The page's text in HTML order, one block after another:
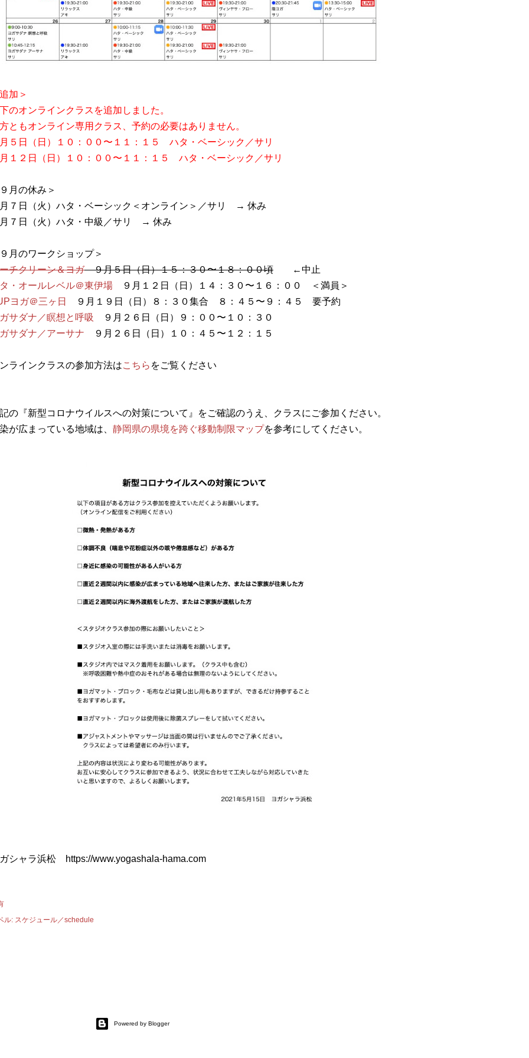
加＞
のオンラインクラスを追加しました。
ともオンライン専用クラス、予約の必要はありません。
月５日（日）１０：００〜１１：１５ ハタ・ベーシック／サリ
月１２日（日）１０：００〜１１：１５ ハタ・ベーシック／サリ
月の休み＞
月７日（火）ハタ・ベーシック＜オンライン＞／サリ → 休み
月７日（火）ハタ・中級／サリ → 休み
月のワークショップ＞
チクリーン＆ヨガ９月５日（日）１５：３０〜１８：００頃 ←中止
・オールレベル＠東伊場 ９月１２日（日）１４：３０〜１６：００ ＜満員＞
ヨガ＠三ヶ日
９月１９日（日）８：３０集合 ８：４５〜９：４５ 要予約
サダナ／瞑想と呼吸
９月２６日（日）９：００〜１０：３０
サダナ／アーサナ ９月２６日（日）１０：４５〜１２：１５
ラインクラスの参加方法はこちら をご覧ください
の『新型コロナウイルスへの対策について』をご確認のうえ、クラスにご参加ください。
が広まっている地域は、 静岡県の県境を跨ぐ移動制限マップを参考にしてください。
シャラ浜松 https://www.yogashala-hama.com
ル: スケジュール／schedule
Powered by Blogger